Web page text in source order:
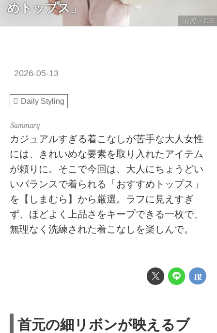
出典：CS
めトップス」
2026-05-13
Daily Styling
カジュアルすぎる着こなしが苦手な大人女性
には、きれいめな要素を取り入れたアイテム
が頼りに。そこで今回は、大人にちょうどい
いバランスで着られる「おすすめトップス」
を【しまむら】から厳選。ラフに見えすぎ
ず、ほどよく上品さをキープできる一枚で、
無理なく洗練された着こなしを楽しんで。
首元の細リボンが映えるブ